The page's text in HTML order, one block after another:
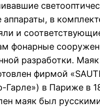
аппараты, в
и
фонарные
разработки.
фирмой
Гарле») в Париже в
маяк был